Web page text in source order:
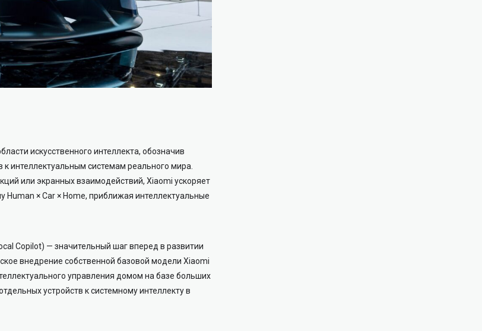
искусственного интеллекта, обозначив
интеллектуальным системам реального мира.
или экранных взаимодействий, Xiaomi ускоряет
× Car × Home, приближая интеллектуальные
Copilot) — значительный шаг вперед в развитии
внедрение собственной базовой модели Xiaomi
управления домом на базе больших
устройств к системному интеллекту в